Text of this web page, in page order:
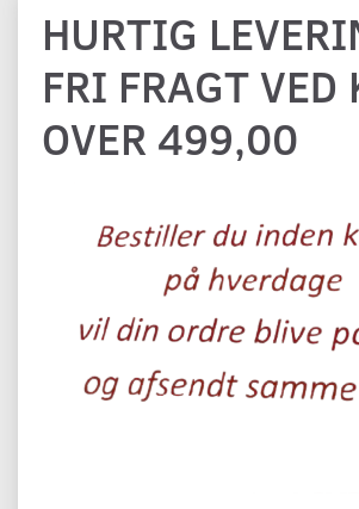
HURTIG
FRI FRAGT VED
OVER 499,00